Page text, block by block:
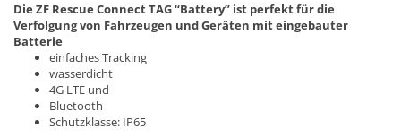
Die ZF Rescue Connect TAG “Battery” ist perfekt für die
Verfolgung von Fahrzeugen und Geräten mit eingebauter
Batterie
einfaches Tracking
wasserdicht
4G LTE und
Bluetooth
Schutzklasse: IP65